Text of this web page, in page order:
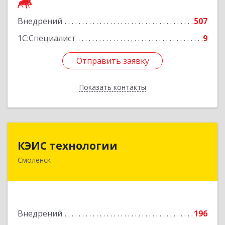
Внедрений
507
1С:Специалист
9
Отправить заявку
Показать контакты
Отправить заявку
Назад
КЭИС технологии
Смоленск
Внедрений
196